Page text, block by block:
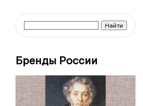
Бренды России